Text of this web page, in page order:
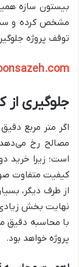
بیستون سازه
مشخص کرده و
توقف پروژه
جلوگیری از
اگر متر مربع
مصالح رخ
است؛ زیرا خرید
کیفیت متفاوت
از طرف دیگر،
نهایت بخش زیادی
با محاسبه دقیق
پروژه خواهد بود.